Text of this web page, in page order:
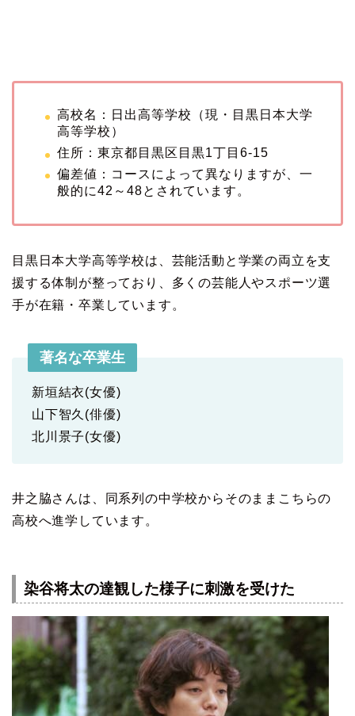
高校名：日出高等学校（現・目黒日本大学
高等学校）
住所：東京都目黒区目黒1丁目6-15
偏差値：コースによって異なりますが、一
般的に42～48とされています。
目黒日本大学高等学校は、芸能活動と学業の両立を支
援する体制が整っており、多くの芸能人やスポーツ選
手が在籍・卒業しています。
著名な卒業生
新垣結衣(女優)
山下智久(俳優)
北川景子(女優)
井之脇さんは、同系列の中学校からそのままこちらの
高校へ進学しています。
染谷将太の達観した様子に刺激を受けた